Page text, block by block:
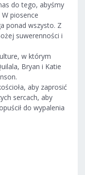
do tego, abyśmy
piosence
ponad wszysto. Z
suwerenności i
w którym
Bryan i Katie
aby zaprosić
sercach, aby
do wypalenia